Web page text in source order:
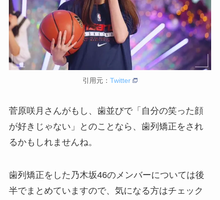
引用元： Twitter
菅原咲月さんがもし、歯並びで「自分の笑った顔
が好きじゃない」とのことなら、歯列矯正をされ
るかもしれませんね。
歯列矯正をした乃木坂46のメンバーについては後
半でまとめていますので、気になる方はチェック